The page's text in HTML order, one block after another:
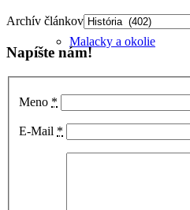
Malacky a okolie
Archív článkov
Napíšte nám!
Meno *
E-Mail *